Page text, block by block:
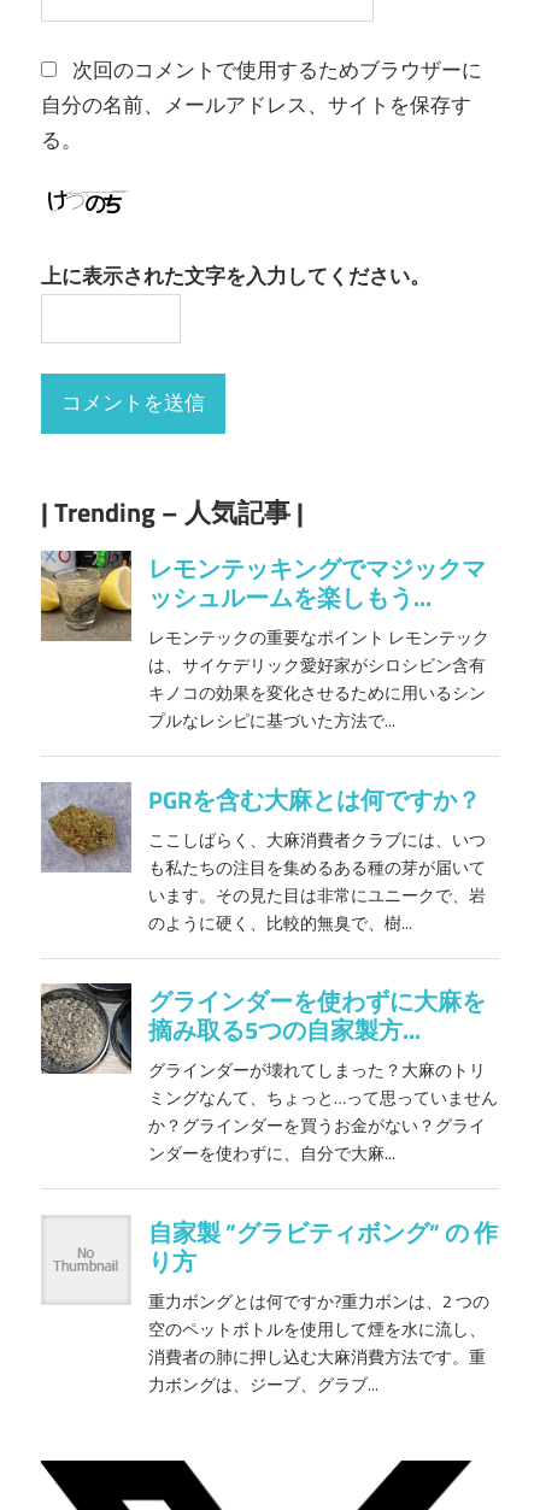
次回のコメントで使用するためブラウザーに
自分の名前、メールアドレス、サイトを保存す
る。
上に表示された文字を入力してください。
| Trending – 人気記事 |